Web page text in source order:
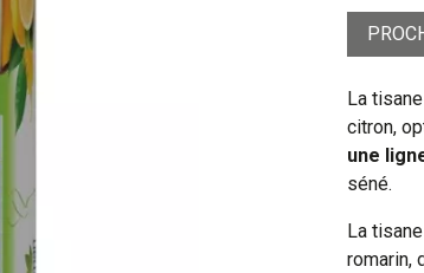
La tisane
citron,
une
séné.
La
romarin,